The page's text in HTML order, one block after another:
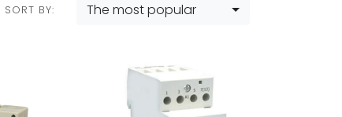
SORT BY: The most popular